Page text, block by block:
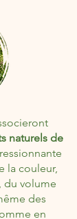
naturels de
la couleur,
du volume
des
en